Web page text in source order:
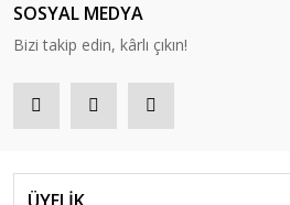
SOSYAL MEDYA
Bizi takip edin, kârlı çıkın!